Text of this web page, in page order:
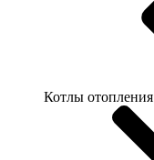
Котлы отопления